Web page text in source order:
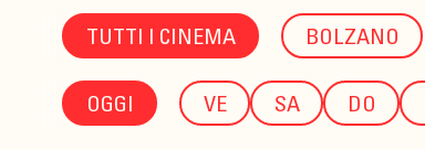
TUTTI I CINEMA BOLZANO
OGGI VE SA DO